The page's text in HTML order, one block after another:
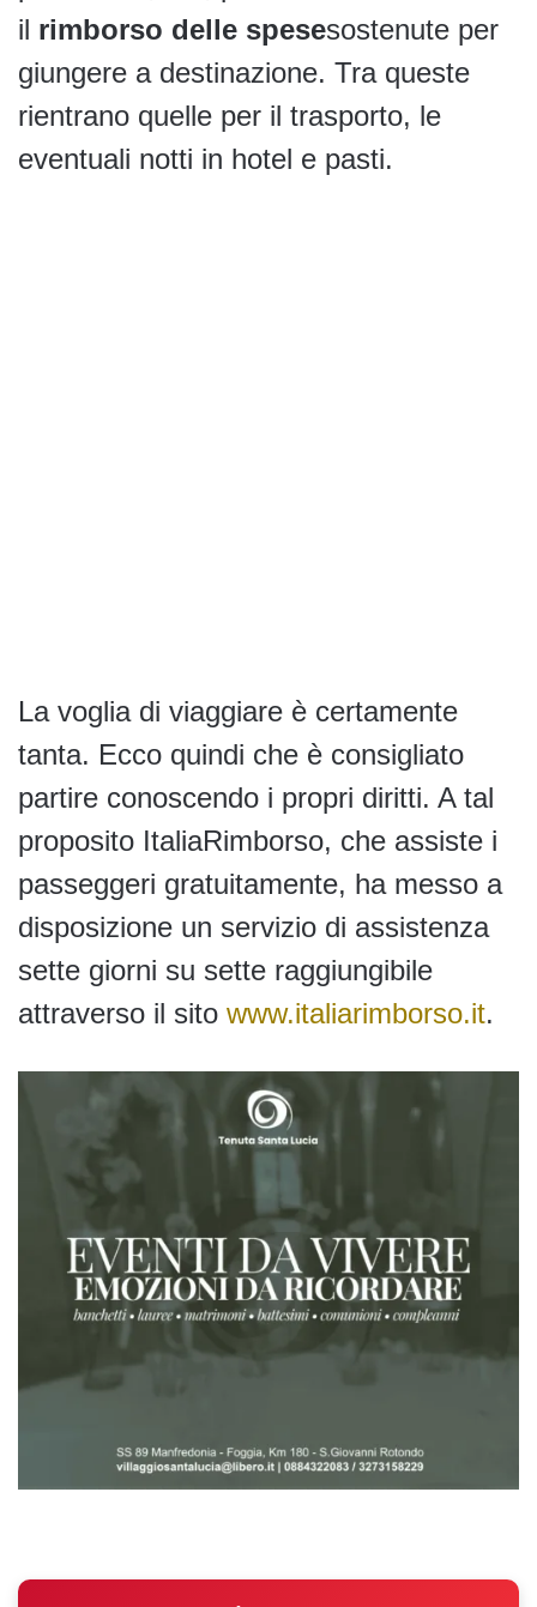
il rimborso delle spesesostenute per
giungere a destinazione. Tra queste
rientrano quelle per il trasporto, le
eventuali notti in hotel e pasti.
La voglia di viaggiare è certamente
tanta. Ecco quindi che è consigliato
partire conoscendo i propri diritti. A tal
proposito ItaliaRimborso, che assiste i
passeggeri gratuitamente, ha messo a
disposizione un servizio di assistenza
sette giorni su sette raggiungibile
attraverso il sito www.italiarimborso.it.